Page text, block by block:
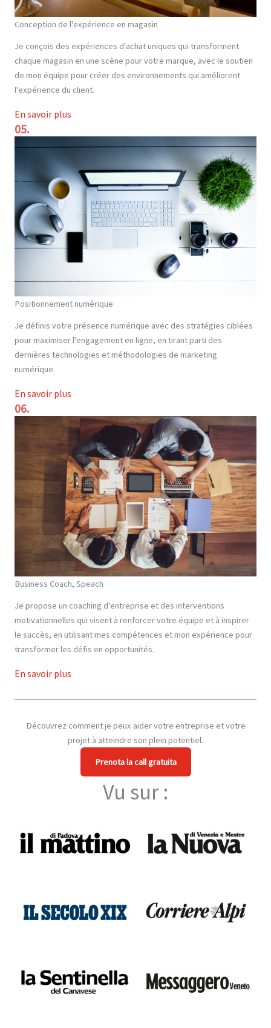
Conception de l'expérience en magasin
Je conçois des expériences d'achat uniques qui transforment
chaque magasin en une scène pour votre marque, avec le soutien
de mon équipe pour créer des environnements qui améliorent
l'expérience du client.
En savoir plus
05.
Positionnement numérique
Je définis votre présence numérique avec des stratégies ciblées
pour maximiser l'engagement en ligne, en tirant parti des
dernières technologies et méthodologies de marketing
numérique.
En savoir plus
06.
Business Coach, Speach
Je propose un coaching d'entreprise et des interventions
motivationnelles qui visent à renforcer votre équipe et à inspirer
le succès, en utilisant mes compétences et mon expérience pour
transformer les défis en opportunités.
En savoir plus
Découvrez comment je peux aider votre entreprise et votre
projet à atteindre son plein potentiel.
Prenota la call gratuita
Vu sur :